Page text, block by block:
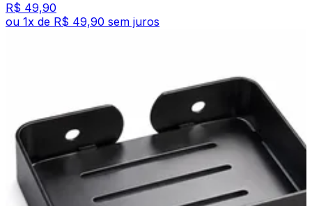
R$ 49,90
ou 1x de R$ 49,90 sem juros